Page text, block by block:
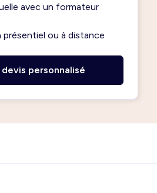
avec un formateur
présentiel ou à distance
personnalisé